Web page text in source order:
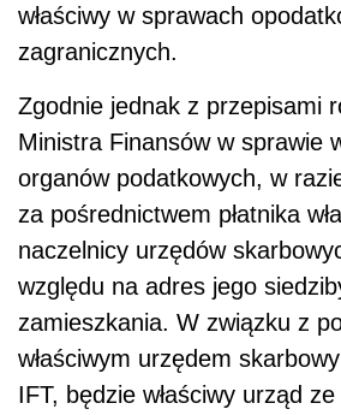
właściwy w sprawach
zagranicznych.
Zgodnie jednak z przepisami
Ministra Finansów w sprawie
organów podatkowych, w
za pośrednictwem płatnika
naczelnicy urzędów
względu na adres jego
zamieszkania. W związku z
właściwym urzędem
IFT, będzie właściwy urząd